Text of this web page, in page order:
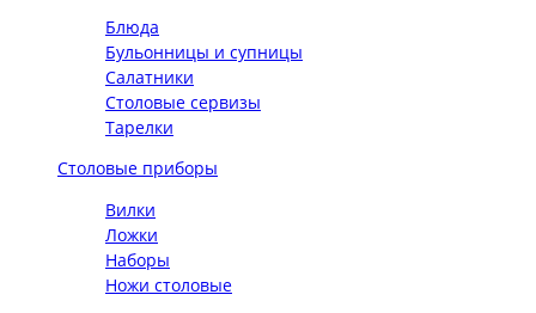
Блюда
Бульонницы и супницы
Салатники
Столовые сервизы
Тарелки
Столовые приборы
Вилки
Ложки
Наборы
Ножи столовые